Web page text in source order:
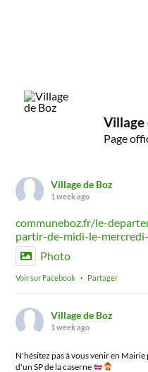
Village
Page
Village de Boz
1 week ago
communeboz.fr/le-
partir-de-midi-le-
Photo
Voir sur Facebook · Partager
Village de Boz
1 week ago
N'hésitez pas à vous venir en
d'un SP de la caserne